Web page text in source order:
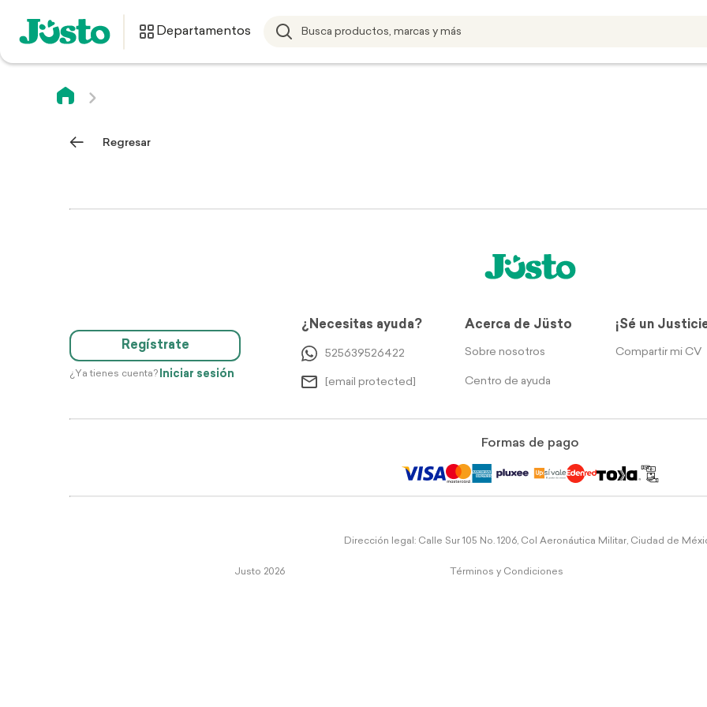
Departamentos
Regresar
Regístrate
¿Ya tienes cuenta? Iniciar sesión
¿Necesitas ayuda?
525639526422
[email protected]
Acerca de Jüsto
Sobre nosotros
Centro de ayuda
¡Sé un
Compartir mi CV
Formas de pago
Dirección legal: Calle Sur 105 No. 1206, Col Aeronáutica Militar, Ciudad de
Justo 2026 Términos y Condiciones